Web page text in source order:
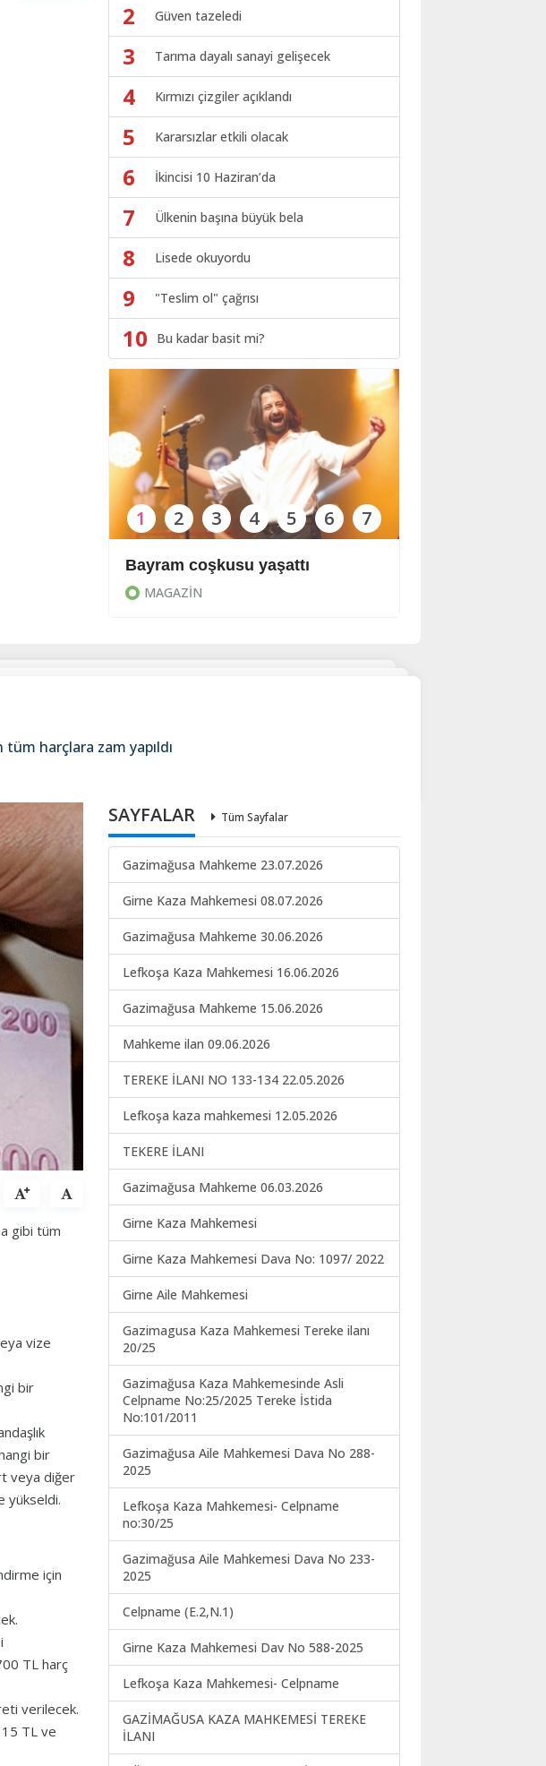
2 Güven tazeledi
3 Tarıma dayalı sanayi gelişecek
4 Kırmızı çizgiler açıklandı
5 Kararsızlar etkili olacak
6 İkincisi 10 Haziran’da
7 Ülkenin başına büyük bela
8 Lisede okuyordu
9 "Teslim ol" çağrısı
10 Bu kadar basit mi?
Bayram coşkusu yaşattı
MAGAZİN
1 2 3 4 5 6 7
harçlara zam yapıldı
gibi tüm
vize
bir
bir
veya diğer
yükseldi.
için
TL harç
verilecek.
TL ve
SAYFALAR Tüm Sayfalar
Gazimağusa Mahkeme 23.07.2026
Girne Kaza Mahkemesi 08.07.2026
Gazimağusa Mahkeme 30.06.2026
Lefkoşa Kaza Mahkemesi 16.06.2026
Gazimağusa Mahkeme 15.06.2026
Mahkeme ilan 09.06.2026
TEREKE İLANI NO 133-134 22.05.2026
Lefkoşa kaza mahkemesi 12.05.2026
TEKERE İLANI
Gazimağusa Mahkeme 06.03.2026
Girne Kaza Mahkemesi
Girne Kaza Mahkemesi Dava No: 1097/ 2022
Girne Aile Mahkemesi
Gazimagusa Kaza Mahkemesi Tereke ilanı
20/25
Gazimağusa Kaza Mahkemesinde Asli
Celpname No:25/2025 Tereke İstida
No:101/2011
Gazimağusa Aile Mahkemesi Dava No 288-
2025
Lefkoşa Kaza Mahkemesi- Celpname
no:30/25
Gazimağusa Aile Mahkemesi Dava No 233-
2025
Celpname (E.2,N.1)
Girne Kaza Mahkemesi Dav No 588-2025
Lefkoşa Kaza Mahkemesi- Celpname
GAZİMAĞUSA KAZA MAHKEMESİ TEREKE
İLANI